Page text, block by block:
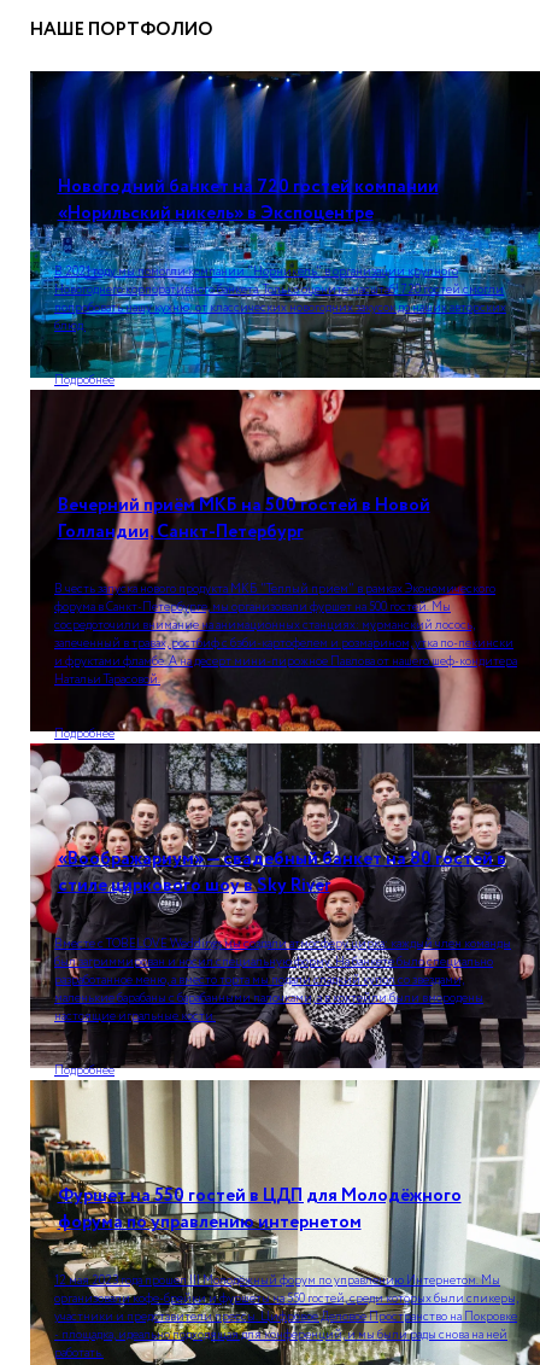
НАШЕ ПОРТФОЛИО
Новогодний банкет на 720 гостей компании
«Норильский никель» в Экспоцентре
В 2021 году мы помогли компании "Норникель" в организации крупного
Новогоднего корпоративного банкета. Только оцените масштаб! 720 гостей смогли
попробовать нашу кухню: от классических новогодних закусок до наших авторских
блюд.
Подробнее
Вечерний приём МКБ на 500 гостей в Новой
Голландии, Санкт-Петербург
В честь запуска нового продукта МКБ "Теплый прием" в рамках Экономического
форума в Санкт-Петербурге, мы организовали фуршет на 500 гостей. Мы
сосредоточили внимание на анимационных станциях: мурманский лосось,
запеченный в травах, ростбиф с бэби-картофелем и розмарином, утка по-пекински
и фруктами фламбе. А на десерт мини-пирожное Павлова от нашего шеф-кондитера
Натальи Тарасовой.
Подробнее
«Воображариум» — свадебный банкет на 80 гостей в
стиле циркового шоу в Sky River
Вместе с TOBELOVE Weddings мы создали атмосферу цирка: каждый член команды
был загриммирован и носил специальную форму. На банкете было специально
разработанное меню, а вместо торта мы подали сладкий купол со звездами,
маленькие барабаны с барабанными палочками, а в коктейли были вмородены
настоящие игральные кости.
Подробнее
Фуршет на 550 гостей в ЦДП для Молодёжного
форума по управлению интернетом
12 мая 2023 года прошел III Молодёжный форум по управлению Интернетом. Мы
организовали кофе-брейки и фуршеты на 550 гостей, среди которых были спикеры,
участники и представители прессы. Цифровое Деловое Пространство на Покровке
- площадка, идеально подходящая для конференций, и мы были рады снова на ней
работать.